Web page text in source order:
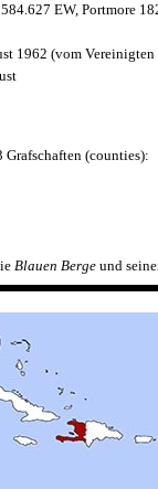
EW, Portmore
1962 (vom
(counties):
Blauen Berge und